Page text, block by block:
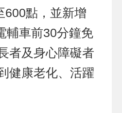
600點，並新增
輔車前30分鐘免
者及身心障礙者
健康老化、活躍